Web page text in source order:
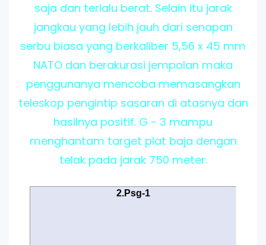
saja dan terlalu berat. Selain itu jarak
jangkau yang lebih jauh dari senapan
serbu biasa yang berkaliber 5,56 x 45 mm
NATO dan berakurasi jempolan maka
penggunanya mencoba memasangkan
teleskop pengintip sasaran di atasnya dan
hasilnya positif. G - 3 mampu
menghantam target plat baja dengan
telak pada jarak 750 meter.
2.Psg-1